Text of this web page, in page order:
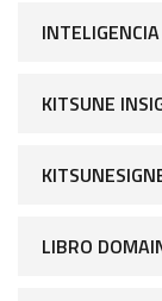
KITSUNE
LIBRO